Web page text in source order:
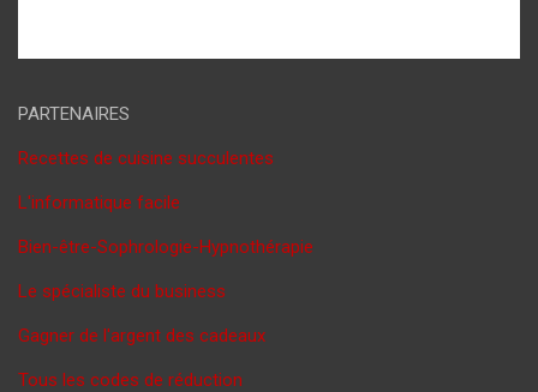
PARTENAIRES
Recettes de cuisine succulentes
L'informatique facile
Bien-être-Sophrologie-Hypnothérapie
Le spécialiste du business
Gagner de l'argent des cadeaux
Tous les codes de réduction